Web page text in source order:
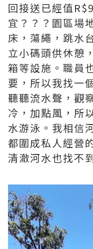
回接送已經值
宜？？？園區場
床，蕩繩，跳水
立小碼頭供休憩
箱等設施。職員
要，所以我找一
聽聽流水聲，觀
冷，加點風，所
水游泳。我相信
都圍成私人經營
清澈河水也找不